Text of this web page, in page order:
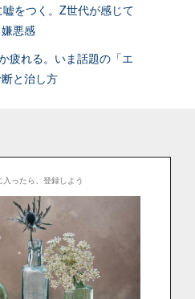
をつく。Z世代が感じて
悪感
疲れる。いま話題の「エ
と治し方
入ったら、登録しよう